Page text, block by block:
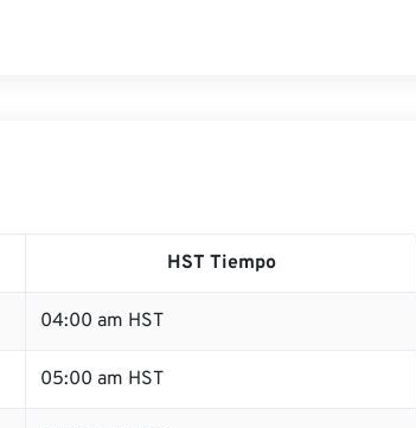
HST Tiempo
04:00 am HST
05:00 am HST